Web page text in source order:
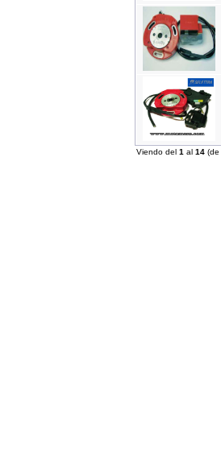
Viendo del 1 al 14 (de